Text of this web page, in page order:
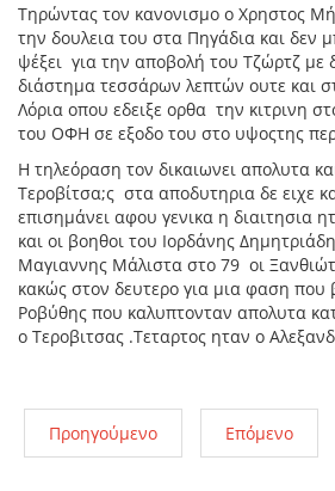
Τηρώντας τον κανονισμο ο Χρηστος
την δουλεια του στα Πηγάδια και δεν
ψέξει για την αποβολή του Τζώρτζ με
διάστημα τεσσάρων λεπτών ουτε και
Λόρια οπου εδειξε ορθα την κιτρινη
του ΟΦΗ σε εξοδο του στο υψοςτης
Η τηλεόραση τον δικαιωνει απολυτα
Τεροβίτσα;ς στα αποδυτηρια δε ειχε
επισημάνει αφου γενικα η διαιτησια
και οι βοηθοι του Ιορδάνης
Μαγιαννης Μάλιστα στο 79 οι
κακώς στον δευτερο για μια φαση που
Ροβύθης που καλυπτονταν απολυτα
ο Τεροβιτσας .Τεταρτος ηταν ο
Προηγούμενο Επόμενο